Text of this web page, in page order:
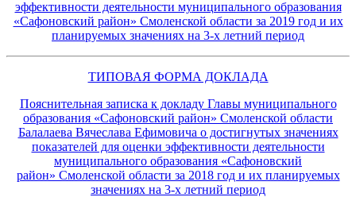
эффективности деятельности муниципального образования
«Сафоновский район» Смоленской области за 2019 год и их
планируемых значениях на 3-х летний период
ТИПОВАЯ ФОРМА ДОКЛАДА
Пояснительная записка к докладу Главы муниципального
образования «Сафоновский район» Смоленской области
Балалаева Вячеслава Ефимовича о достигнутых значениях
показателей для оценки эффективности деятельности
муниципального образования «Сафоновский
район» Смоленской области за 2018 год и их планируемых
значениях на 3-х летний период